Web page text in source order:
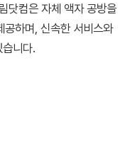
닷컴은 자체 액자 공방을
하며, 신속한 서비스와
니다.